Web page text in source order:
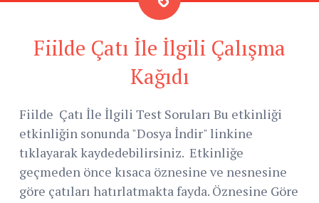
Fiilde Çatı İle İlgili Çalışma
Kağıdı
Fiilde Çatı İle İlgili Test Soruları Bu etkinliği
etkinliğin sonunda "Dosya İndir" linkine
tıklayarak kaydedebilirsiniz. Etkinliğe
geçmeden önce kısaca öznesine ve nesnesine
göre çatıları hatırlatmakta fayda. Öznesine Göre